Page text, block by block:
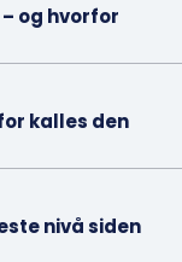
og hvorfor
kalles den
nivå siden